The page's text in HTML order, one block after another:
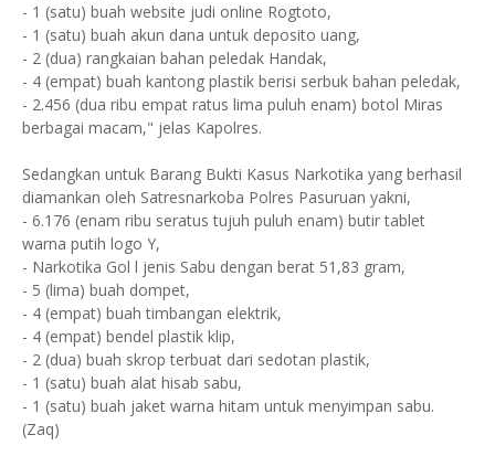
- 1 (satu) buah website judi online Rogtoto,
- 1 (satu) buah akun dana untuk deposito uang,
- 2 (dua) rangkaian bahan peledak Handak,
- 4 (empat) buah kantong plastik berisi serbuk bahan peledak,
- 2.456 (dua ribu empat ratus lima puluh enam) botol Miras
berbagai macam," jelas Kapolres.
Sedangkan untuk Barang Bukti Kasus Narkotika yang berhasil
diamankan oleh Satresnarkoba Polres Pasuruan yakni,
- 6.176 (enam ribu seratus tujuh puluh enam) butir tablet
warna putih logo Y,
- Narkotika Gol l jenis Sabu dengan berat 51,83 gram,
- 5 (lima) buah dompet,
- 4 (empat) buah timbangan elektrik,
- 4 (empat) bendel plastik klip,
- 2 (dua) buah skrop terbuat dari sedotan plastik,
- 1 (satu) buah alat hisab sabu,
- 1 (satu) buah jaket warna hitam untuk menyimpan sabu.
(Zaq)